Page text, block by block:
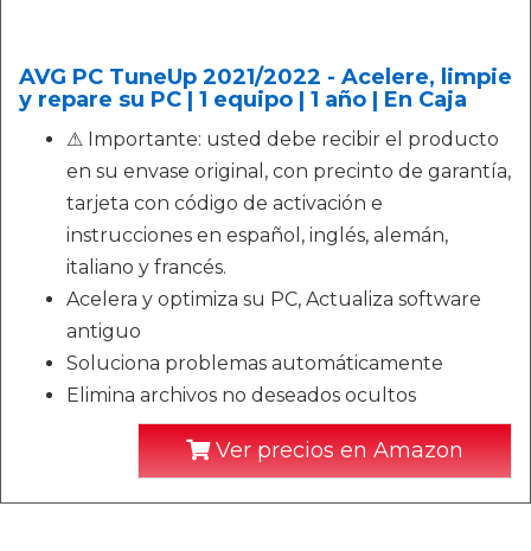
AVG PC TuneUp 2021/2022 - Acelere, limpie
y repare su PC | 1 equipo | 1 año | En Caja
⚠ Importante: usted debe recibir el producto
en su envase original, con precinto de garantía,
tarjeta con código de activación e
instrucciones en español, inglés, alemán,
italiano y francés.
Acelera y optimiza su PC, Actualiza software
antiguo
Soluciona problemas automáticamente
Elimina archivos no deseados ocultos
Ver precios en Amazon